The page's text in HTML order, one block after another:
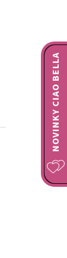
NOVINKY CIAO BELLA